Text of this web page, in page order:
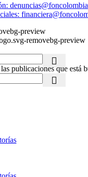
publicaciones que está